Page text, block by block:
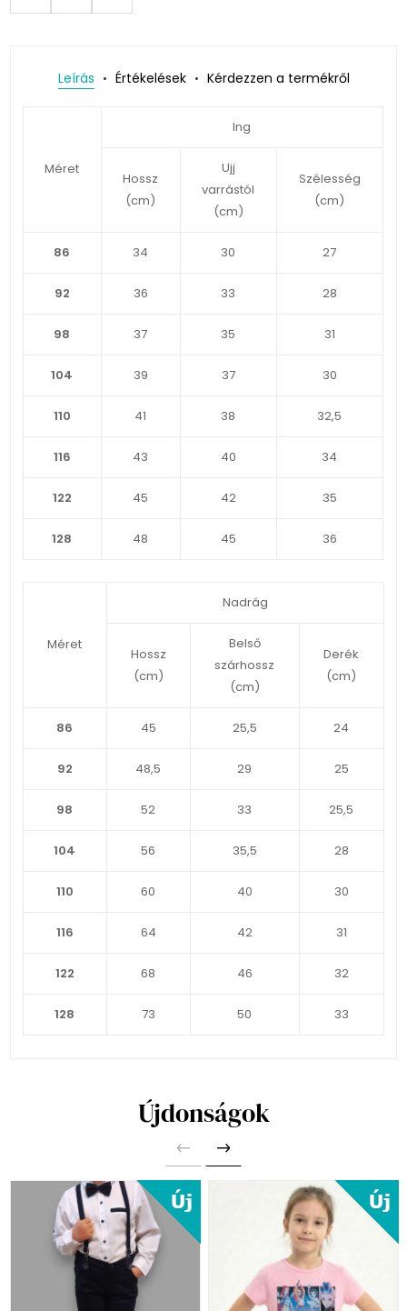
Leírás Értékelések Kérdezzen a termékről
Méret
Ing
Hossz
(cm)
Ujj
varrástól
(cm)
Szélesség
(cm)
86 34 30 27
92 36 33 28
98 37 35 31
104 39 37 30
110 41 38 32,5
116 43 40 34
122 45 42 35
128 48 45 36
Méret
Nadrág
Hossz
(cm)
Belső
szárhossz
(cm)
Derék
(cm)
86 45 25,5 24
92 48,5 29 25
98 52 33 25,5
104 56 35,5 28
110 60 40 30
116 64 42 31
122 68 46 32
128 73 50 33
Újdonságok